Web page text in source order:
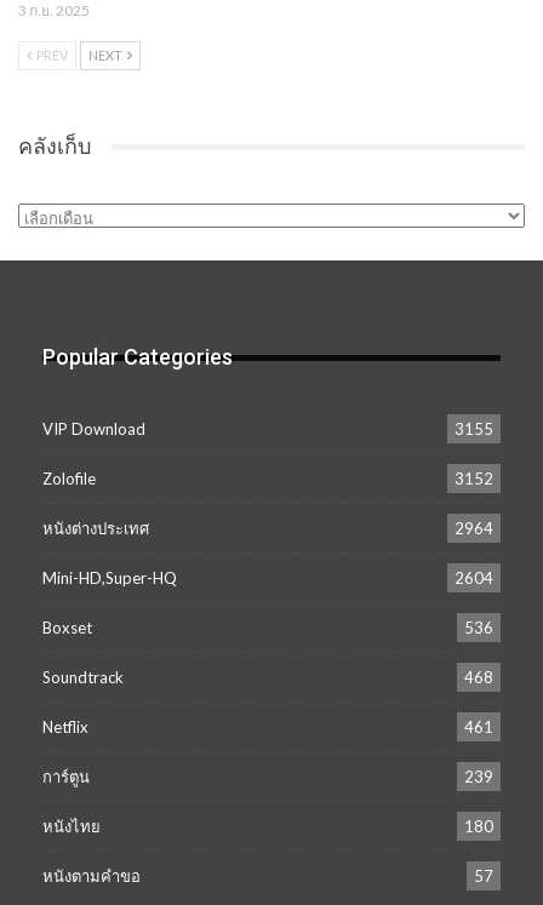
3 ก.ย. 2025
PREV NEXT
คลังเก็บ
คลัง
Popular Categories
VIP Download 3155
Zolofile 3152
หนังต่างประเทศ 2964
Mini-HD,Super-HQ 2604
Boxset 536
Soundtrack 468
Netflix 461
การ์ตูน 239
หนังไทย 180
หนังตามคำขอ 57